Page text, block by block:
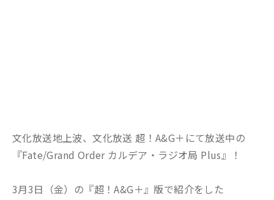
文化放送地上波、文化放送 超！A&G＋にて放送中の
『Fate/Grand Order カルデア・ラジオ局 Plus』！
3月3日（金）の『超！A&G＋』版で紹介をした